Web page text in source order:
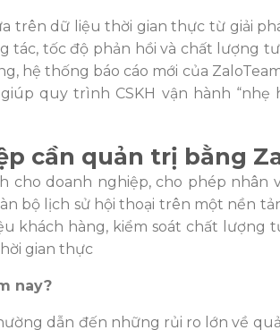
trên dữ liệu thời gian thực từ giải
tác, tốc độ phản hồi và chất lượng
hệ thống báo cáo mới của
quy trình CSKH vận hành “nhẹ
cần quản trị bằng
cho doanh nghiệp, cho phép nhân
bộ lịch sử hội thoại trên một nền
khách hàng, kiểm soát chất lượng
gian thực
nay?
dẫn đến những rủi ro lớn về